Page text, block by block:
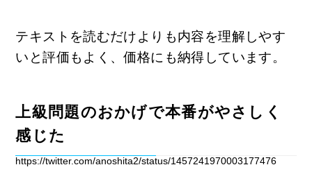
テキストを読むだけよりも内容を理解しやす
いと評価もよく、価格にも納得しています。
上級問題のおかげで本番がやさしく
感じた
https://twitter.com/anoshita2/status/1457241970003177476